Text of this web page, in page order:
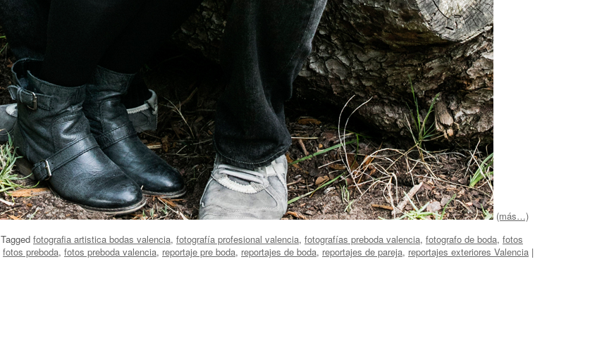
(más…)
Tagged fotografia artistica bodas valencia, fotografía profesional valencia, fotografías preboda valencia, fotografo de boda, fotos
fotos preboda, fotos preboda valencia, reportaje pre boda, reportajes de boda, reportajes de pareja, reportajes exteriores Valencia |